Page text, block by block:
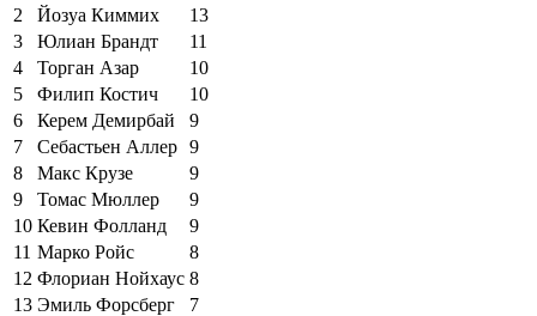
2
Йозуа Киммих
13
3
Юлиан Брандт
11
4
Торган Азар
10
5
Филип Костич
10
6
Керем Демирбай
9
7
Себастьен Аллер 9
8
Макс Крузе
9
9
Томас Мюллер
9
10 Кевин Фолланд
9
11 Марко Ройс
8
12 Флориан Нойхаус 8
13 Эмиль Форсберг
7